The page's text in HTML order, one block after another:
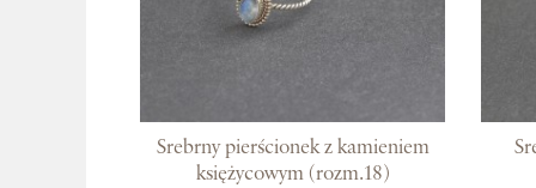
Srebrny pierścionek z kamieniem
księżycowym (rozm.18)